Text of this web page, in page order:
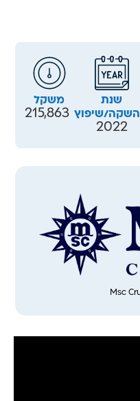
שנת
השקה/שיפוץ
2022
משקל
215,863